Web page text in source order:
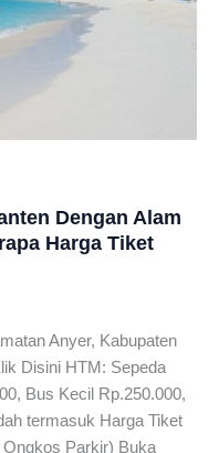
Dengan Alam
Harga Tiket
Anyer, Kabupaten
Disini HTM: Sepeda
Bus Kecil Rp.250.000,
termasuk Harga Tiket
Parkir) Buka